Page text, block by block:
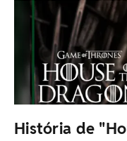
História de